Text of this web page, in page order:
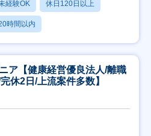
経験OK 休日120日以上
時間以内
ア【健康経営優良法人/離職
休2日/上流案件多数】